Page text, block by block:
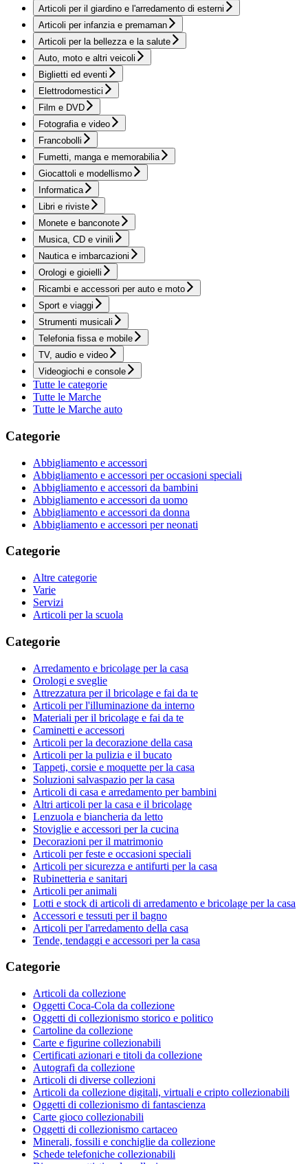
Articoli per il giardino e l'arredamento di esterni
Articoli per infanzia e premaman
Articoli per la bellezza e la salute
Auto, moto e altri veicoli
Biglietti ed eventi
Elettrodomestici
Film e DVD
Fotografia e video
Francobolli
Fumetti, manga e memorabilia
Giocattoli e modellismo
Informatica
Libri e riviste
Monete e banconote
Musica, CD e vinili
Nautica e imbarcazioni
Orologi e gioielli
Ricambi e accessori per auto e moto
Sport e viaggi
Strumenti musicali
Telefonia fissa e mobile
TV, audio e video
Videogiochi e console
Tutte le categorie
Tutte le Marche
Tutte le Marche auto
Categorie
Abbigliamento e accessori
Abbigliamento e accessori per occasioni speciali
Abbigliamento e accessori da bambini
Abbigliamento e accessori da uomo
Abbigliamento e accessori da donna
Abbigliamento e accessori per neonati
Categorie
Altre categorie
Varie
Servizi
Articoli per la scuola
Categorie
Arredamento e bricolage per la casa
Orologi e sveglie
Attrezzatura per il bricolage e fai da te
Articoli per l'illuminazione da interno
Materiali per il bricolage e fai da te
Caminetti e accessori
Articoli per la decorazione della casa
Articoli per la pulizia e il bucato
Tappeti, corsie e moquette per la casa
Soluzioni salvaspazio per la casa
Articoli di casa e arredamento per bambini
Altri articoli per la casa e il bricolage
Lenzuola e biancheria da letto
Stoviglie e accessori per la cucina
Decorazioni per il matrimonio
Articoli per feste e occasioni speciali
Articoli per sicurezza e antifurti per la casa
Rubinetteria e sanitari
Articoli per animali
Lotti e stock di articoli di arredamento e bricolage per la casa
Accessori e tessuti per il bagno
Articoli per l'arredamento della casa
Tende, tendaggi e accessori per la casa
Categorie
Articoli da collezione
Oggetti Coca-Cola da collezione
Oggetti di collezionismo storico e politico
Cartoline da collezione
Carte e figurine collezionabili
Certificati azionari e titoli da collezione
Autografi da collezione
Articoli di diverse collezioni
Articoli da collezione digitali, virtuali e cripto collezionabili
Oggetti di collezionismo di fantascienza
Carte gioco collezionabili
Oggetti di collezionismo cartaceo
Minerali, fossili e conchiglie da collezione
Schede telefoniche collezionabili